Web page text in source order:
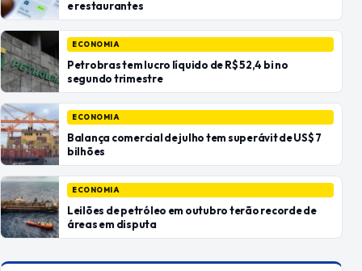
e restaurantes
ECONOMIA
Petrobras tem lucro líquido de R$ 52,4 bi no
segundo trimestre
ECONOMIA
Balança comercial de julho tem superávit de US$ 7
bilhões
ECONOMIA
Leilões de petróleo em outubro terão recorde de
áreas em disputa